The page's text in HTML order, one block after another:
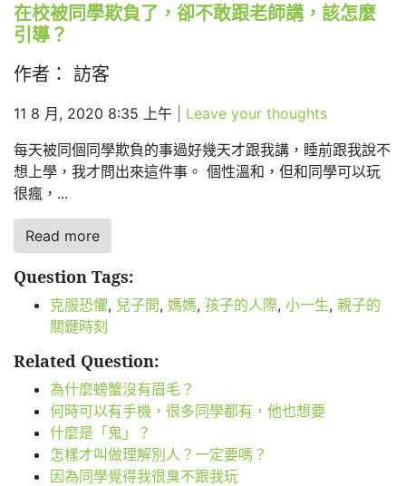
在校被同學欺負了，卻不敢跟老師講，該怎麼
引導？
作者： 訪客
11 8 月, 2020 8:35 上午
Leave your thoughts
每天被同個同學欺負的事過好幾天才跟我講，睡前跟我說不
想上學，我才問出來這件事。 個性溫和，但和同學可以玩
很瘋，...
Read more
Question Tags:
克服恐懼, 兒子問, 媽媽, 孩子的人際, 小一生, 親子的
關鍵時刻
Related Question:
為什麼螃蟹沒有眉毛？
何時可以有手機，很多同學都有，他也想要
什麼是「鬼」？
怎樣才叫做理解別人？一定要嗎？
因為同學覺得我很臭不跟我玩